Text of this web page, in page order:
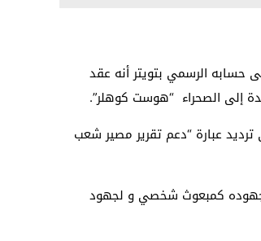
حسابه الرسمي بتويتر أنه عقد
إلى الصحراء “هوست كوهلر”.
عبارة “دعم تقرير مصير شعب
لجهوده كمبعوث شخصي و لجهود